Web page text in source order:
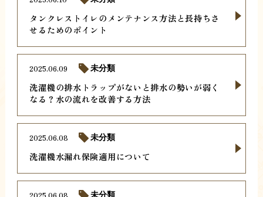
タンクレストイレのメンテナンス方法と長持ちさ
せるためのポイント
洗濯機の排水トラップがないと排水の勢いが弱く
なる？水の流れを改善する方法
2025.06.09 未分類
洗濯機水漏れ保険適用について
2025.06.08 未分類
未分類